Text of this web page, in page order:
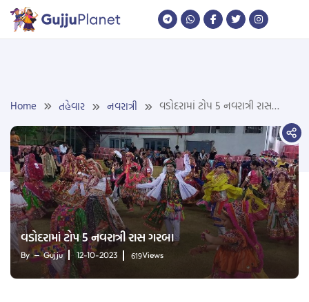
Skip
Home તહેવાર નવરાત્રી
વડોદરામાં ટોપ 5 નવરાત્રી રાસ
ગરબા
વડોદરામાં ટોપ 5 નવરાત્રી રાસ ગરબા
By Gujju 12-10-2023 619Views